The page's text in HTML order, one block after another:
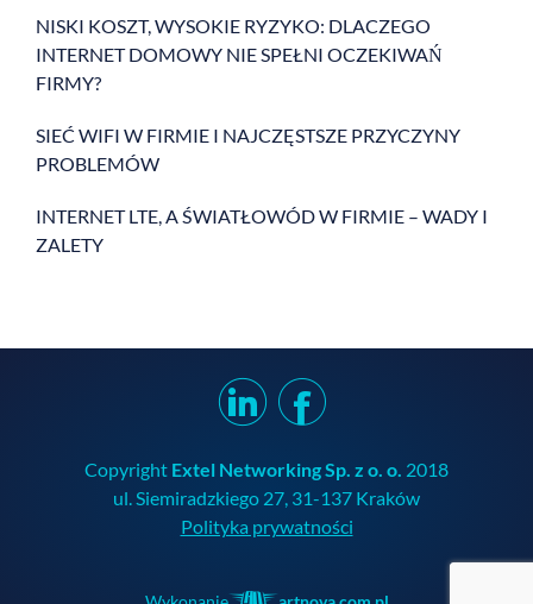
NISKI KOSZT, WYSOKIE RYZYKO: DLACZEGO
INTERNET DOMOWY NIE SPEŁNI OCZEKIWAŃ
FIRMY?
SIEĆ WIFI W FIRMIE I NAJCZĘSTSZE PRZYCZYNY
PROBLEMÓW
INTERNET LTE, A ŚWIATŁOWÓD W FIRMIE – WADY I
ZALETY
Copyright Extel Networking Sp. z o. o. 2018
ul. Siemiradzkiego 27, 31-137 Kraków
Polityka prywatności